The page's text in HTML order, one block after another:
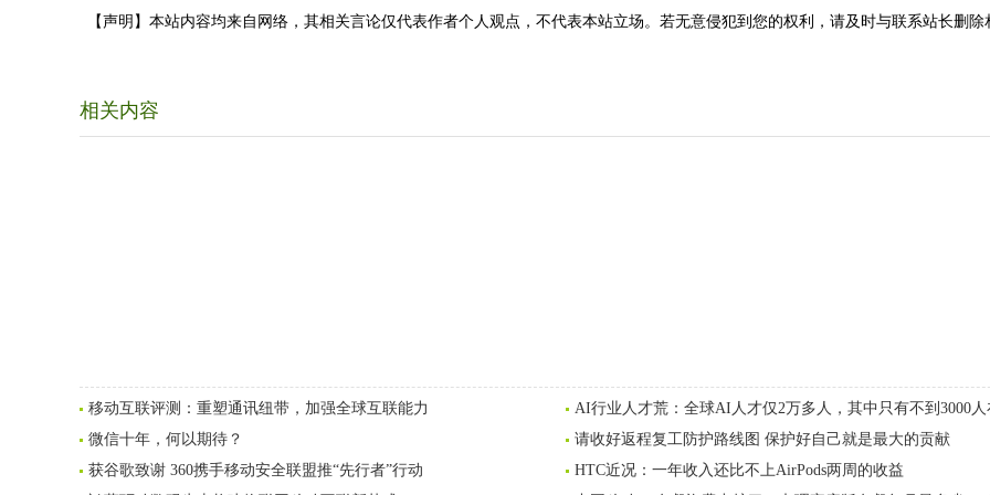
【声明】本站内容均来自网络，其相关言论仅代表作者个人观点，不代表本站立场。若无意侵犯到您的权利，请及时与联系站长删除
相关内容
移动互联评测：重塑通讯纽带，加强全球互联能力
AI行业人才荒：全球AI人才仅2万多人，其中只有不到3000人
微信十年，何以期待？
请收好返程复工防护路线图 保护好自己就是最大的贡献
获谷歌致谢 360携手移动安全联盟推“先行者”行动
HTC近况：一年收入还比不上AirPods两周的收益